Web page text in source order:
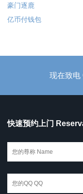
豪门逐鹿
亿币付钱包
现在致电
快速预约上门